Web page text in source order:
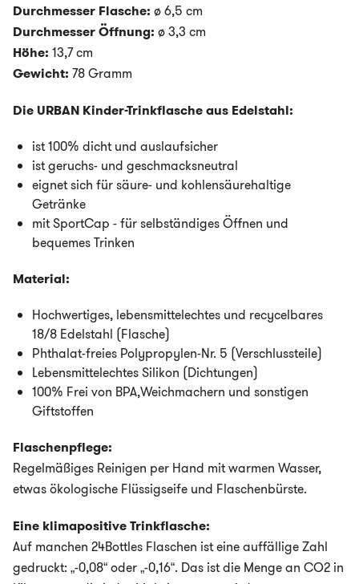
Durchmesser Flasche: ø 6,5 cm
Durchmesser Öffnung: ø 3,3 cm
Höhe: 13,7 cm
Gewicht: 78 Gramm
Die URBAN Kinder-Trinkflasche aus Edelstahl:
ist 100% dicht und auslaufsicher
ist geruchs- und geschmacksneutral
eignet sich für säure- und kohlensäurehaltige
Getränke
mit SportCap - für selbständiges Öffnen und
bequemes Trinken
Material:
Hochwertiges, lebensmittelechtes und recycelbares
18/8 Edelstahl (Flasche)
Phthalat-freies Polypropylen-Nr. 5 (Verschlussteile)
Lebensmittelechtes Silikon (Dichtungen)
100% Frei von BPA,Weichmachern und sonstigen
Giftstoffen
Flaschenpflege:
Regelmäßiges Reinigen per Hand mit warmen Wasser,
etwas ökologische Flüssigseife und Flaschenbürste.
Eine klimapositive Trinkflasche:
Auf manchen 24Bottles Flaschen ist eine auffällige Zahl
gedruckt: „-0,08“ oder „-0,16“. Das ist die Menge an CO2 in